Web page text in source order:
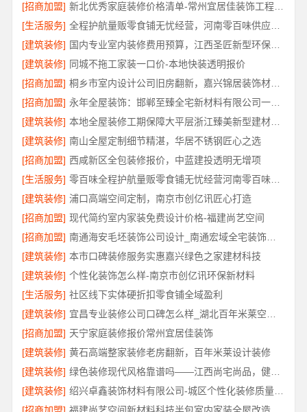
[招商加盟]
新北优秀家庭装修价格清单-常州宜居佳装饰工程有限公司
[生活服务]
全程护航量贩零食铺无忧经营，河南零百味供应链有限公司
[建筑装修]
国内专业室内装修费用预算，江西圣匠新型环保材料有限公司
[建筑装修] 同城不拖工家装一口价-本地快装透明报价
[招商加盟]
桐乡市室内设计公司旧房翻新，嘉兴锦居装饰材料有限公司
[招商加盟]
永年全屋装饰：邯郸至臻全宅新材料有限公司一站式全案服务
[建筑装修]
本地全屋装修工期保障大平层浙江臻美新型建材有限公司
[建筑装修] 南山全屋定制细节精湛，华居不锈钢匠心之选
[招商加盟] 西咸新区全包装修报价，中蓝建投透明无增项
[生活服务]
零百味全程护航量贩零食铺无忧经营河南零百味供应链有限公司
[建筑装修] 浦口高端空间定制，南京市创亿讯匠心打造
[招商加盟] 现代简约室内家装免费设计价格-福建尚艺空间
[招商加盟]
南通海安毛坯装饰公司设计_南通宏域全宅装饰建材有限公司
[建筑装修] 本市口碑装修服务实惠嘉兴绿色之家建材科技
[建筑装修] 个性化装饰怎么样-南京市创亿讯环保新材料
[生活服务] 社区线下实体硬折扣零食铺全域盈利
[建筑装修]
[招商加盟] 天宁家庭装修报价常州宜居佳装饰
[建筑装修] 黄石高端整家装修老房翻新，百年米莱设计装修
[建筑装修]
绿色装修现代风格靠谱吗——江西尚宅尚品，健康品质双重保障
[建筑装修]
绍兴卓鑫装饰材料有限公司-城区个性化装修质量有保障